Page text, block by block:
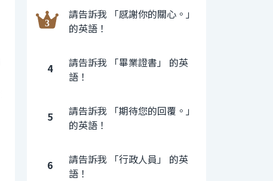
請告訴我 「感謝你的關心。」
的英語！
4
請告訴我 「畢業證書」 的英
語！
5
請告訴我 「期待您的回覆。」
的英語！
6
請告訴我 「行政人員」 的英
語！